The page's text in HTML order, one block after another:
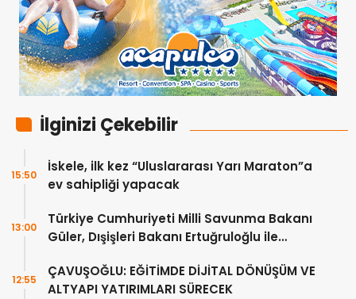
İlginizi Çekebilir
İskele, ilk kez “Uluslararası Yarı Maraton”a
ev sahipliği yapacak
15:50
Türkiye Cumhuriyeti Milli Savunma Bakanı
Güler, Dışişleri Bakanı Ertuğruloğlu ile
13:00
ÇAVUŞOĞLU: EĞİTİMDE DİJİTAL DÖNÜŞÜM VE
ALTYAPI YATIRIMLARI SÜRECEK
12:55